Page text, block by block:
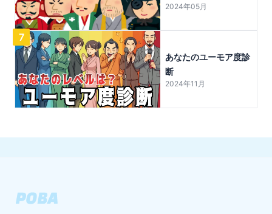
2024年05月
7
あなたのユーモア度診
断
2024年11月